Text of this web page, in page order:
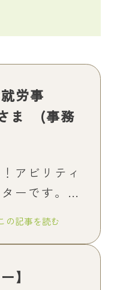
労事
ま (事務
アビリティ
ーです。
の記事を読む
】